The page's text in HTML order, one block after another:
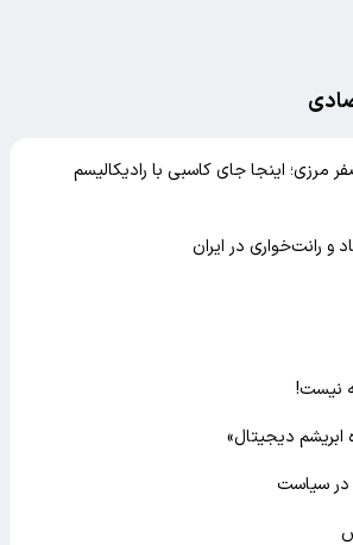
مرزی؛ اینجا جای کاسبی با رادیکالیسم
و رانت‌خواری در ایران
نیست!
ابریشم دیجیتال»
در سیاست